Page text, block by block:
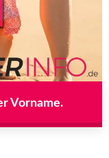
Vorname.